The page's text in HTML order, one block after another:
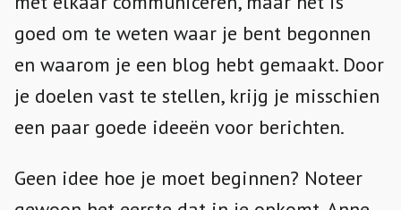
goed om te weten waar je bent begonnen
en waarom je een blog hebt gemaakt. Door
je doelen vast te stellen, krijg je misschien
een paar goede ideeën voor berichten.
Geen idee hoe je moet beginnen? Noteer